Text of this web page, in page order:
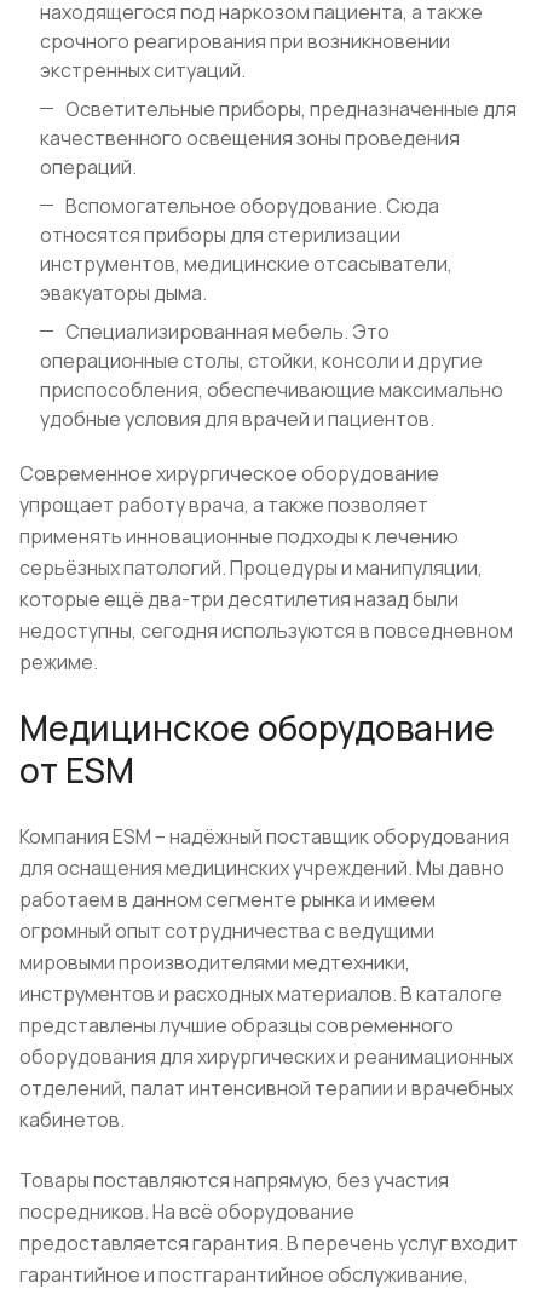
находящегося под наркозом пациента, а также
срочного реагирования при возникновении
экстренных ситуаций.
Осветительные приборы, предназначенные для
качественного освещения зоны проведения
операций.
Вспомогательное оборудование. Сюда
относятся приборы для стерилизации
инструментов, медицинские отсасыватели,
эвакуаторы дыма.
Специализированная мебель. Это
операционные столы, стойки, консоли и другие
приспособления, обеспечивающие максимально
удобные условия для врачей и пациентов.
Современное хирургическое оборудование
упрощает работу врача, а также позволяет
применять инновационные подходы к лечению
серьёзных патологий. Процедуры и манипуляции,
которые ещё два-три десятилетия назад были
недоступны, сегодня используются в повседневном
режиме.
Медицинское оборудование
от ESM
Компания ESM – надёжный поставщик оборудования
для оснащения медицинских учреждений. Мы давно
работаем в данном сегменте рынка и имеем
огромный опыт сотрудничества с ведущими
мировыми производителями медтехники,
инструментов и расходных материалов. В каталоге
представлены лучшие образцы современного
оборудования для хирургических и реанимационных
отделений, палат интенсивной терапии и врачебных
кабинетов.
Товары поставляются напрямую, без участия
посредников. На всё оборудование
предоставляется гарантия. В перечень услуг входит
гарантийное и постгарантийное обслуживание,